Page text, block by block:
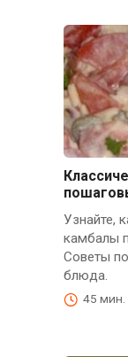
Узнайте,
камбалы
Советы
блюда.
45 мин.